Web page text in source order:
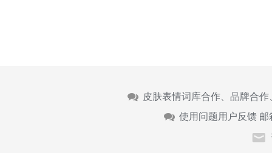
皮肤表情词库合作、品牌合
使用问题用户反馈 邮